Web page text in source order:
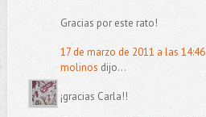
Gracias por este rato!
17 de marzo de 2011 a las 14:46
molinos dijo...
¡gracias Carla!!